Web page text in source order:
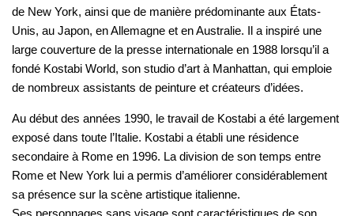
de New York, ainsi que de manière prédominante aux États-
Unis, au Japon, en Allemagne et en Australie. Il a inspiré une
large couverture de la presse internationale en 1988 lorsqu’il a
fondé Kostabi World, son studio d’art à Manhattan, qui emploie
de nombreux assistants de peinture et créateurs d’idées.
Au début des années 1990, le travail de Kostabi a été largement
exposé dans toute l’Italie. Kostabi a établi une résidence
secondaire à Rome en 1996. La division de son temps entre
Rome et New York lui a permis d’améliorer considérablement
sa présence sur la scène artistique italienne.
Ses personnages sans visage sont caractéristiques de son